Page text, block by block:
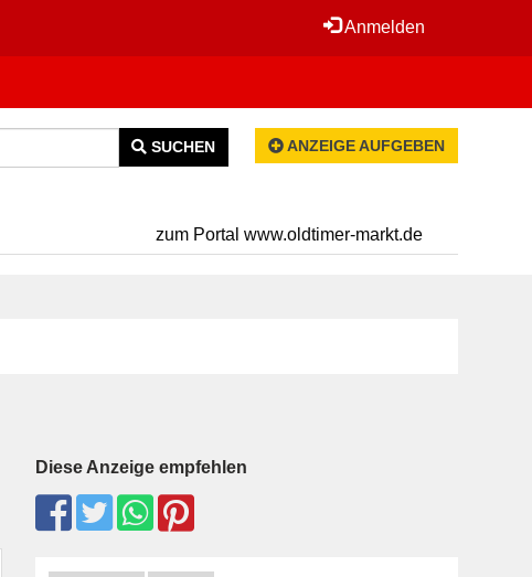
Anmelden
SUCHEN ANZEIGE AUFGEBEN
zum Portal www.oldtimer-markt.de
Diese Anzeige empfehlen